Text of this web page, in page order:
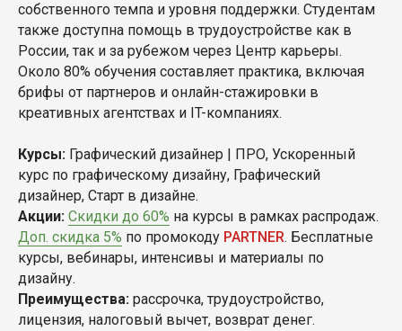
собственного темпа и уровня поддержки. Студентам
также доступна помощь в трудоустройстве как в
России, так и за рубежом через Центр карьеры.
Около 80% обучения составляет практика, включая
брифы от партнеров и онлайн-стажировки в
креативных агентствах и IT-компаниях.
Курсы: Графический дизайнер | ПРО, Ускоренный
курс по графическому дизайну, Графический
дизайнер, Старт в дизайне.
Акции: Скидки до 60% на курсы в рамках распродаж.
Доп. скидка 5% по промокоду PARTNER. Бесплатные
курсы, вебинары, интенсивы и материалы по
дизайну.
Преимущества: рассрочка, трудоустройство,
лицензия, налоговый вычет, возврат денег.